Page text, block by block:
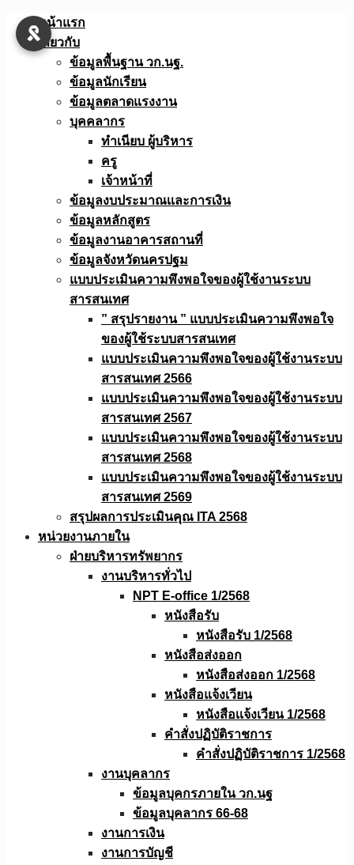
Skip
หน้าแรก
เกี่ยวกับ
ข้อมูลพื้นฐาน วก.นฐ.
ข้อมูลนักเรียน
ข้อมูลตลาดแรงงาน
บุคคลากร
ทำเนียบ ผู้บริหาร
ครู
เจ้าหน้าที่
ข้อมูลงบประมาณเเละการเงิน
ข้อมูลหลักสูตร
ข้อมูลงานอาคารสถานที่
ข้อมูลจังหวัดนครปฐม
แบบประเมินความพึงพอใจของผู้ใช้งานระบบ
สารสนเทศ
” สรุปรายงาน ” แบบประเมินความพึงพอใจ
ของผู้ใช้ระบบสารสนเทศ
แบบประเมินความพึงพอใจของผู้ใช้งานระบบ
สารสนเทศ 2566
แบบประเมินความพึงพอใจของผู้ใช้งานระบบ
สารสนเทศ 2567
แบบประเมินความพึงพอใจของผู้ใช้งานระบบ
สารสนเทศ 2568
แบบประเมินความพึงพอใจของผู้ใช้งานระบบ
สารสนเทศ 2569
สรุปผลการประเมินคุณ ITA 2568
หน่วยงานภายใน
ฝ่ายบริหารทรัพยากร
งานบริหารทั่วไป
NPT E-office 1/2568
หนังสือรับ
หนังสือรับ 1/2568
หนังสือส่งออก
หนังสือส่งออก 1/2568
หนังสือแจ้งเวียน
หนังสือเเจ้งเวียน 1/2568
คำสั่งปฏิบัติราชการ
คำสั่งปฏิบัติราชการ 1/2568
งานบุคลากร
ข้อมูลบุคกรภายใน วก.นฐ
ข้อมูลบุคลากร 66-68
งานการเงิน
งานการบัญชี